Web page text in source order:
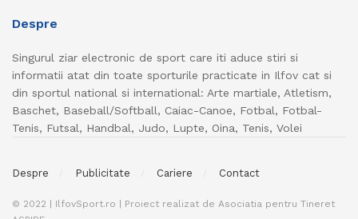
Despre
Singurul ziar electronic de sport care iti aduce stiri si
informatii atat din toate sporturile practicate in Ilfov cat si
din sportul national si international: Arte martiale, Atletism,
Baschet, Baseball/Softball, Caiac-Canoe, Fotbal, Fotbal-
Tenis, Futsal, Handbal, Judo, Lupte, Oina, Tenis, Volei
Despre Publicitate Cariere Contact
© 2022 | IlfovSport.ro | Proiect realizat de Asociatia pentru Tineret